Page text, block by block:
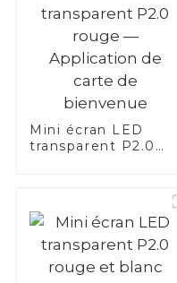
Mini écran LED
transparent P2.0
carte de bienvenue